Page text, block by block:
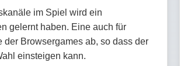
im Spiel wird ein
gelernt haben. Eine auch für
Browsergames ab, so dass der
einsteigen kann.